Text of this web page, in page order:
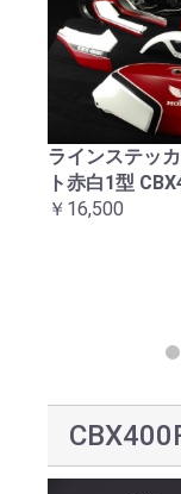
お買い
ラインステッ
ト赤白1型
￥16,500